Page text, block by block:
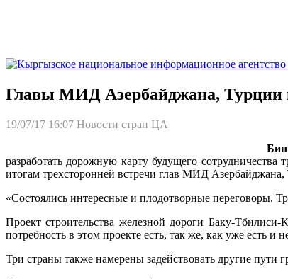
Главы МИД Азербайджана, Турции и
19/07/17 16:07 Новости стран ЦА
разработать дорожную карту будущего
итогам трехсторонней встречи глав МИД
«Состоялись интересные и плодотворные переговоры.
Проект строительства железной дороги Баку-
потребность в этом проекте есть, так же, как уже есть и
Три страны также намерены задействовать другие пути